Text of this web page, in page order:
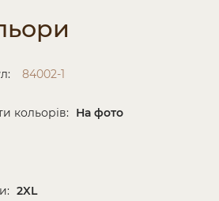
84002-1
кольорів: На фото
2XL